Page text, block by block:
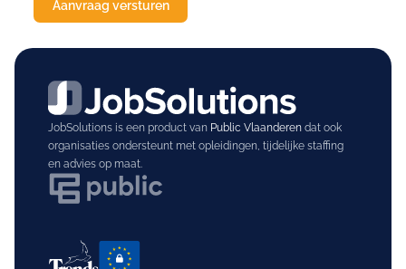
JobSolutions is een product van Public Vlaanderendat ook
organisaties ondersteunt met opleidingen, tijdelijke staffing
en advies op maat.